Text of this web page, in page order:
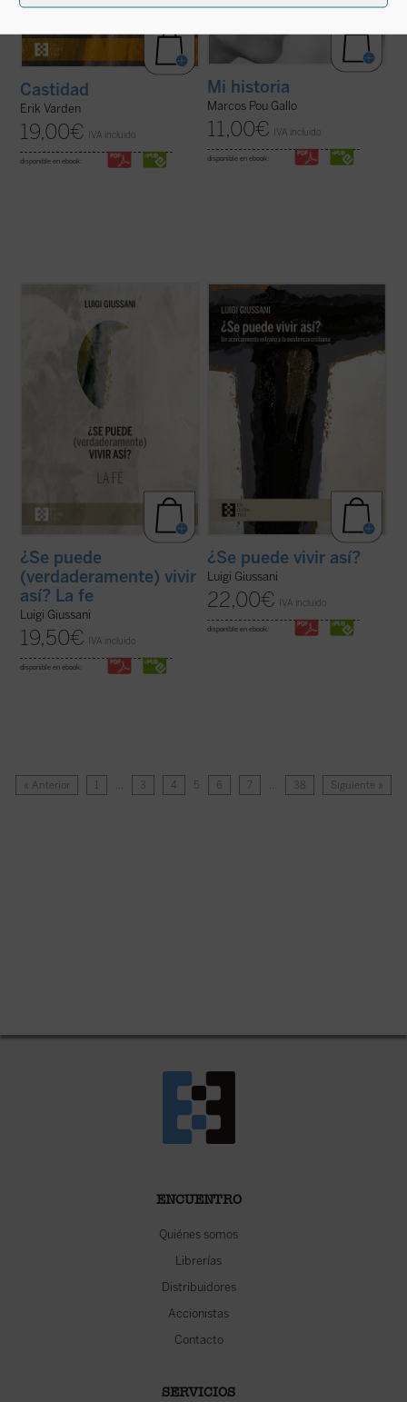
Castidad
Erik Varden
19,00€ IVA incluido
disponible en ebook:
Mi historia
Marcos Pou Gallo
11,00€ IVA incluido
disponible en ebook:
(verdaderamente) vivir así?propone
Este primer volumen, en palabras de
Giussani, transita por estos tres senderos:
«fe, certeza de una presencia; ...
¿Se puede
(verdaderamente) vivir
así? La fe
Luigi Giussani
19,50€ IVA incluido
disponible en ebook:
Un libro en el que el genio del autor brilla
especialmente, en un recorrido
humanamente razonable y atractivo a
través de los conceptos principales que
describen la existencia cristiana: fe
(libertad, obediencia), esperanza (pobreza,
confianza) y ...
(ver ficha)
¿Se puede vivir así?
Luigi Giussani
22,00€ IVA incluido
disponible en ebook:
« Anterior 1 … 3 4 5 6 7 … 38 Siguiente »
ENCUENTRO
Quiénes somos
Librerías
Distribuidores
Accionistas
Contacto
SERVICIOS